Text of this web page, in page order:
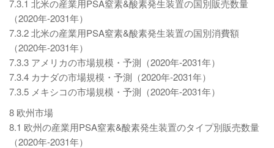
7.3.1 北米の産業用PSA窒素&酸素発生装置の国別販売数量
（2020年-2031年）
7.3.2 北米の産業用PSA窒素&酸素発生装置の国別消費額
（2020年-2031年）
7.3.3 アメリカの市場規模・予測（2020年-2031年）
7.3.4 カナダの市場規模・予測（2020年-2031年）
7.3.5 メキシコの市場規模・予測（2020年-2031年）
8 欧州市場
8.1 欧州の産業用PSA窒素&酸素発生装置のタイプ別販売数量
（2020年-2031年）